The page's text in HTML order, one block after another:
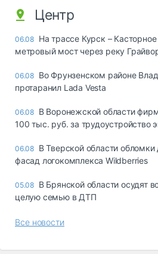
Центр
06.08 На трассе Курск –
метровый мост через реку
06.08 Во Фрунзенском районе
протаранил Lada Vesta
06.08 В Воронежской области
100 тыс. руб. за трудоустройство
06.08 В Тверской области
фасад логокомплекса Wildberries
05.08 В Брянской области осудят
целую семью в ДТП
Все новости